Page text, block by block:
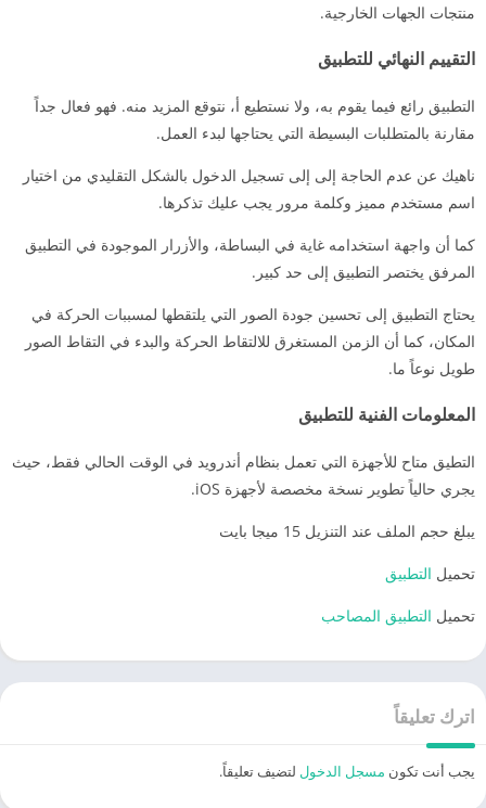
منتجات الجهات الخارجية.
التقييم النهائي للتطبيق
التطبيق رائع فيما يقوم به، ولا نستطيع أ، نتوقع المزيد منه. فهو فعال جداً
مقارنة بالمتطلبات البسيطة التي يحتاجها لبدء العمل.
ناهيك عن عدم الحاجة إلى إلى تسجيل الدخول بالشكل التقليدي من اختيار
اسم مستخدم مميز وكلمة مرور يجب عليك تذكرها.
كما أن واجهة استخدامه غاية في البساطة، والأزرار الموجودة في التطبيق
المرفق يختصر التطبيق إلى حد كبير.
يحتاج التطبيق إلى تحسين جودة الصور التي يلتقطها لمسببات الحركة في
المكان، كما أن الزمن المستغرق للالتقاط الحركة والبدء في التقاط الصور
طويل نوعاً ما.
المعلومات الفنية للتطبيق
التطيق متاح للأجهزة التي تعمل بنظام أندرويد في الوقت الحالي فقط، حيث
يجري حالياً تطوير نسخة مخصصة لأجهزة iOS.
يبلغ حجم الملف عند التنزيل 15 ميجا بايت
تحميل التطبيق
تحميل التطبيق المصاحب
اترك تعليقاً
يجب أنت تكون مسجل الدخول لتضيف تعليقاً.